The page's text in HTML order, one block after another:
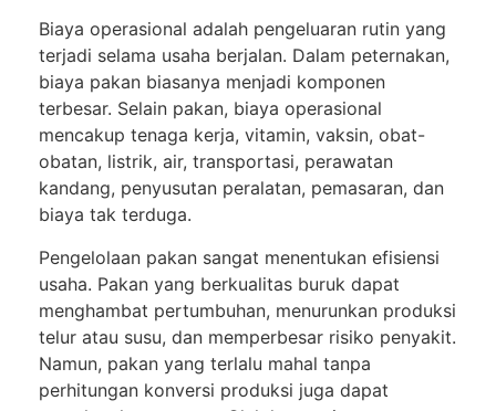
Biaya operasional adalah pengeluaran rutin yang
terjadi selama usaha berjalan. Dalam peternakan,
biaya pakan biasanya menjadi komponen
terbesar. Selain pakan, biaya operasional
mencakup tenaga kerja, vitamin, vaksin, obat-
obatan, listrik, air, transportasi, perawatan
kandang, penyusutan peralatan, pemasaran, dan
biaya tak terduga.
Pengelolaan pakan sangat menentukan efisiensi
usaha. Pakan yang berkualitas buruk dapat
menghambat pertumbuhan, menurunkan produksi
telur atau susu, dan memperbesar risiko penyakit.
Namun, pakan yang terlalu mahal tanpa
perhitungan konversi produksi juga dapat